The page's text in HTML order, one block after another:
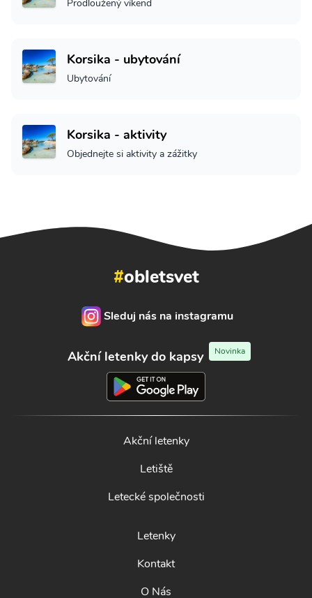
Prodloužený víkend
Korsika - ubytování
Ubytování
Korsika - aktivity
Objednejte si aktivity a zážitky
#obletsvet
Sleduj nás na instagramu
Akční letenky do kapsy Novinka
Akční letenky
Letiště
Letecké společnosti
Letenky
Kontakt
O Nás